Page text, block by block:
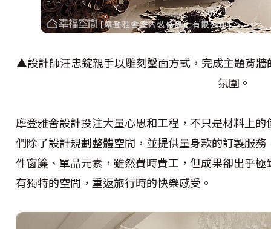
▲設計師汪忠錠親手以雕刻鑿面方式，完成主題背
氛圍。
摩登雅舍設計投注大量心思和工程，不只是材料上
們除了設計規劃整體空間，並提供量身款的訂製服
件窗簾、單品元素，雖然費時費工，但成果卻出乎
有獨特的空間，重返旅行時的快樂感受。